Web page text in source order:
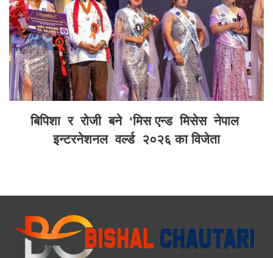
बिपिशा र रोजी बने ‘मिस एन्ड मिसेस नेपाल
इन्टरनेशनल वर्ल्ड २०२६ का विजेता